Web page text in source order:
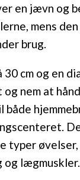
en jævn og
mens
brug.
cm og en
og nem at
typer
og lægmuskler.